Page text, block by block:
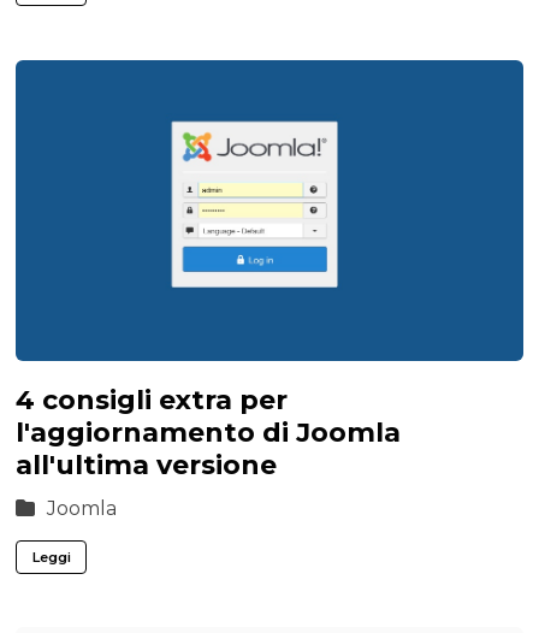
4 consigli extra per
l'aggiornamento di Joomla
all'ultima versione
Joomla
Leggi